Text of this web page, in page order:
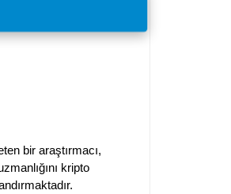
bir araştırmacı,
kripto